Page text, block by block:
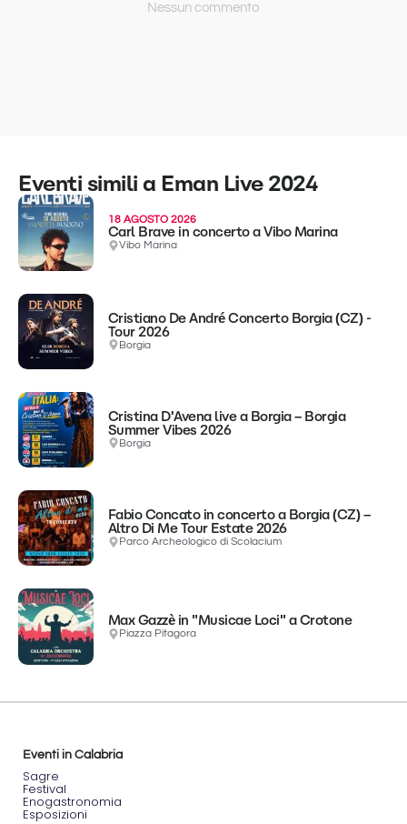
Nessun commento
Eventi simili a Eman Live 2024
18 AGOSTO 2026
Carl Brave in concerto a Vibo Marina
Vibo Marina
Cristiano De André Concerto Borgia (CZ) -
Tour 2026
Borgia
Cristina D'Avena live a Borgia – Borgia
Summer Vibes 2026
Borgia
Fabio Concato in concerto a Borgia (CZ) –
Altro Di Me Tour Estate 2026
Parco Archeologico di Scolacium
Max Gazzè in "Musicae Loci" a Crotone
Piazza Pitagora
Eventi in Calabria
Sagre
Festival
Enogastronomia
Esposizioni